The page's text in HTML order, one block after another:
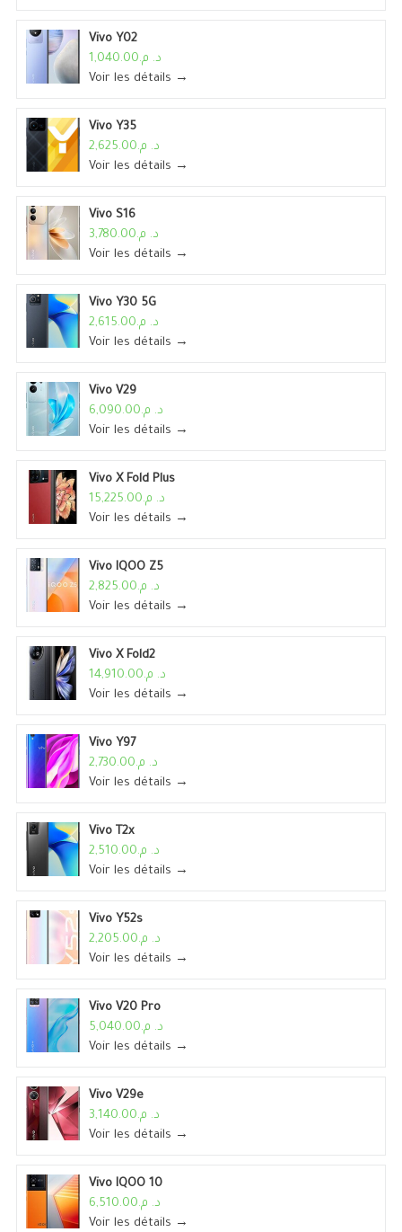
Vivo Y02
د. م.1,040.00
Voir les détails →
Vivo Y35
د. م.2,625.00
Voir les détails →
Vivo S16
د. م.3,780.00
Voir les détails →
Vivo Y30 5G
د. م.2,615.00
Voir les détails →
Vivo V29
د. م.6,090.00
Voir les détails →
Vivo X Fold Plus
د. م.15,225.00
Voir les détails →
Vivo IQOO Z5
د. م.2,825.00
Voir les détails →
Vivo X Fold2
د. م.14,910.00
Voir les détails →
Vivo Y97
د. م.2,730.00
Voir les détails →
Vivo T2x
د. م.2,510.00
Voir les détails →
Vivo Y52s
د. م.2,205.00
Voir les détails →
Vivo V20 Pro
د. م.5,040.00
Voir les détails →
Vivo V29e
د. م.3,140.00
Voir les détails →
Vivo IQOO 10
د. م.6,510.00
Voir les détails →